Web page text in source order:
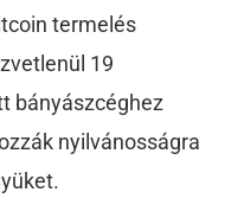
termelés
19
bányászcéghez
nyilvánosságra